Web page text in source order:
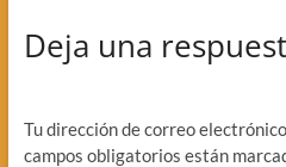
Deja una
Tu dirección de correo
campos obligatorios están